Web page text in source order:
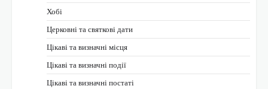
Хобі
Церковні та святкові дати
Цікаві та визначні місця
Цікаві та визначні події
Цікаві та визначні постаті